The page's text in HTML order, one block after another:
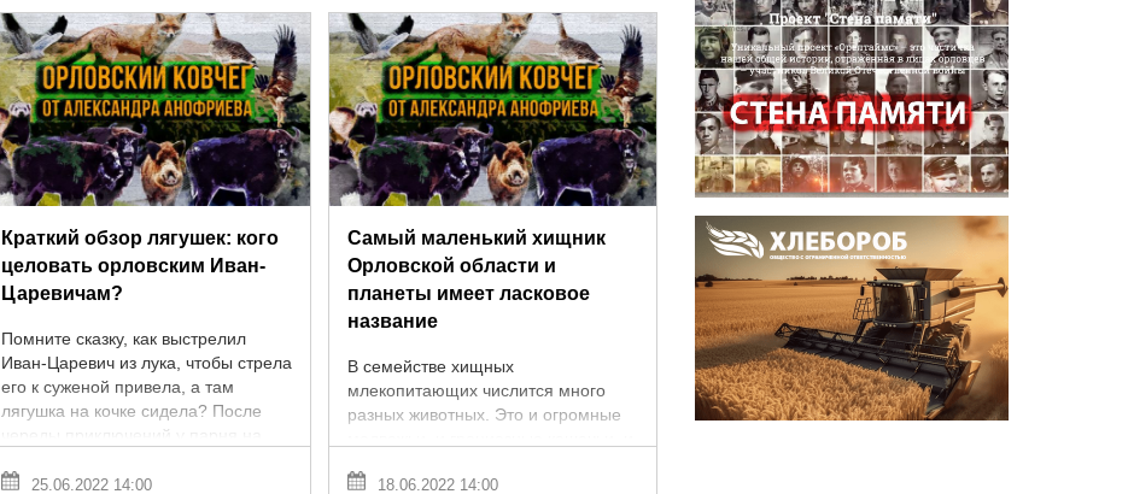
Краткий обзор лягушек: кого
целовать орловским Иван-
Царевичам?
Помните сказку, как выстрелил
Иван-Царевич из лука, чтобы стрела
его к суженой привела, а там
лягушка на кочке сидела? После
череды приключений у парня на
25.06.2022 14:00
Самый маленький хищник
Орловской области и
планеты имеет ласковое
название
В семействе хищных
млекопитающих числится много
разных животных. Это и огромные
этой зубастой и клыкастой братии
18.06.2022 14:00